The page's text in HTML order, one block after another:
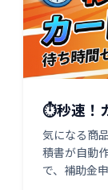
⏱️秒速！
気になる商
積書が自動
で、補助金